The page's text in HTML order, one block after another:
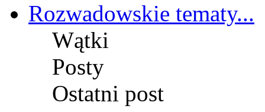
Rozwadowskie tematy...
Wątki
Posty
Ostatni post